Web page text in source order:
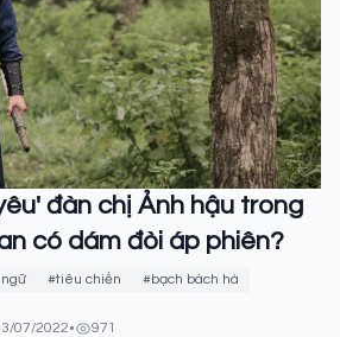
đàn chị Ảnh hậu trong
có dám đòi áp phiên?
#tiêu chiến #bạch bách hà
07/2022• 971